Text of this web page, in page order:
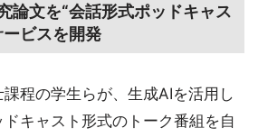
論文を“会話形式ポッドキャス
ービスを開発
程の学生らが、生成AIを活用し
キャスト形式のトーク番組を自